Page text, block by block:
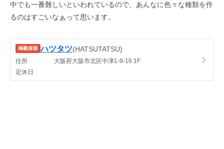
中でも一番難しいといわれているので、あんなに色々な種類を作
るのはすごいなぁって思います。